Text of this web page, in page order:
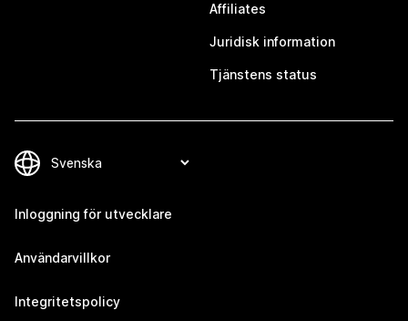
Affiliates
Juridisk information
Tjänstens status
Inloggning för utvecklare
Användarvillkor
Integritetspolicy